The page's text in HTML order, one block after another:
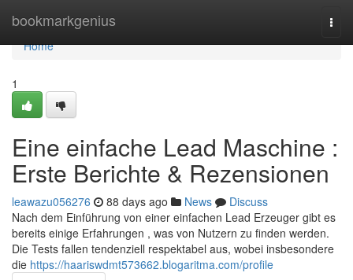
bookmarkgenius
Home
Home
1
Eine einfache Lead Maschine :
Erste Berichte & Rezensionen
leawazu056276 88 days ago News
Discuss
Nach dem Einführung von einer einfachen Lead Erzeuger gibt es
bereits einige Erfahrungen , was von Nutzern zu finden werden.
Die Tests fallen tendenziell respektabel aus, wobei insbesondere
die https://haariswdmt573662.blogaritma.com/profile